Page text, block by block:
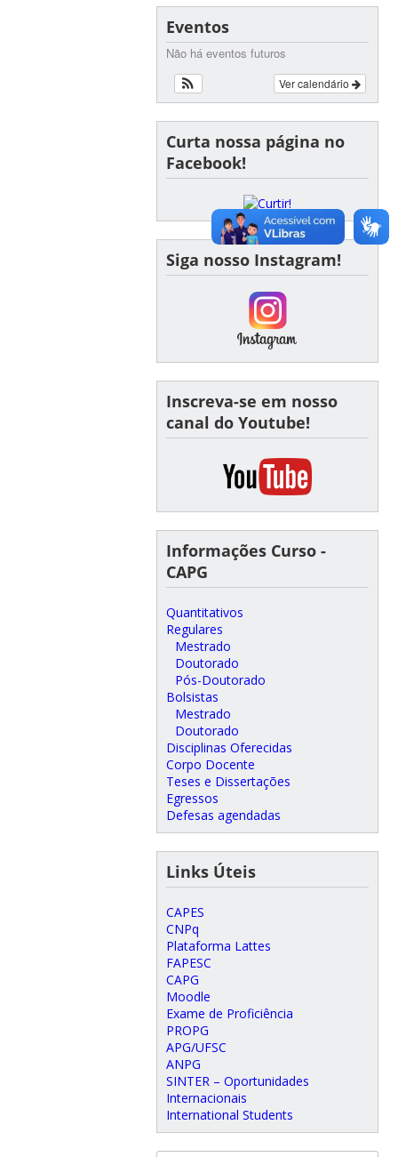
Eventos
Não há eventos futuros
Ver calendário
Curta nossa página no
Facebook!
Siga nosso Instagram!
Inscreva-se em nosso
canal do Youtube!
Informações Curso -
CAPG
Quantitativos
Regulares
Mestrado
Doutorado
Pós-Doutorado
Bolsistas
Mestrado
Doutorado
Disciplinas Oferecidas
Corpo Docente
Teses e Dissertações
Egressos
Defesas agendadas
Links Úteis
CAPES
CNPq
Plataforma Lattes
FAPESC
CAPG
Moodle
Exame de Proficiência
PROPG
APG/UFSC
ANPG
SINTER – Oportunidades
Internacionais
International Students